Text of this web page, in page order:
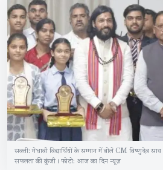
सक्ती: मेधावी विद्यार्थियों के सम्मान में बोले CM विष्णुदेव
सफलता की कुंजी। फोटो: आज का दिन न्यूज़